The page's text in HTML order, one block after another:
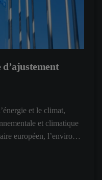
et le climat,
et climatique
européen, l’enviro…